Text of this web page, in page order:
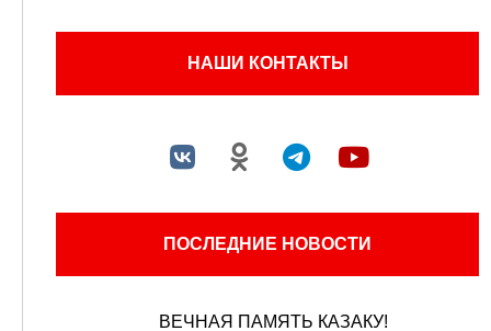
НАШИ КОНТАКТЫ
ПОСЛЕДНИЕ НОВОСТИ
ВЕЧНАЯ ПАМЯТЬ КАЗАКУ!